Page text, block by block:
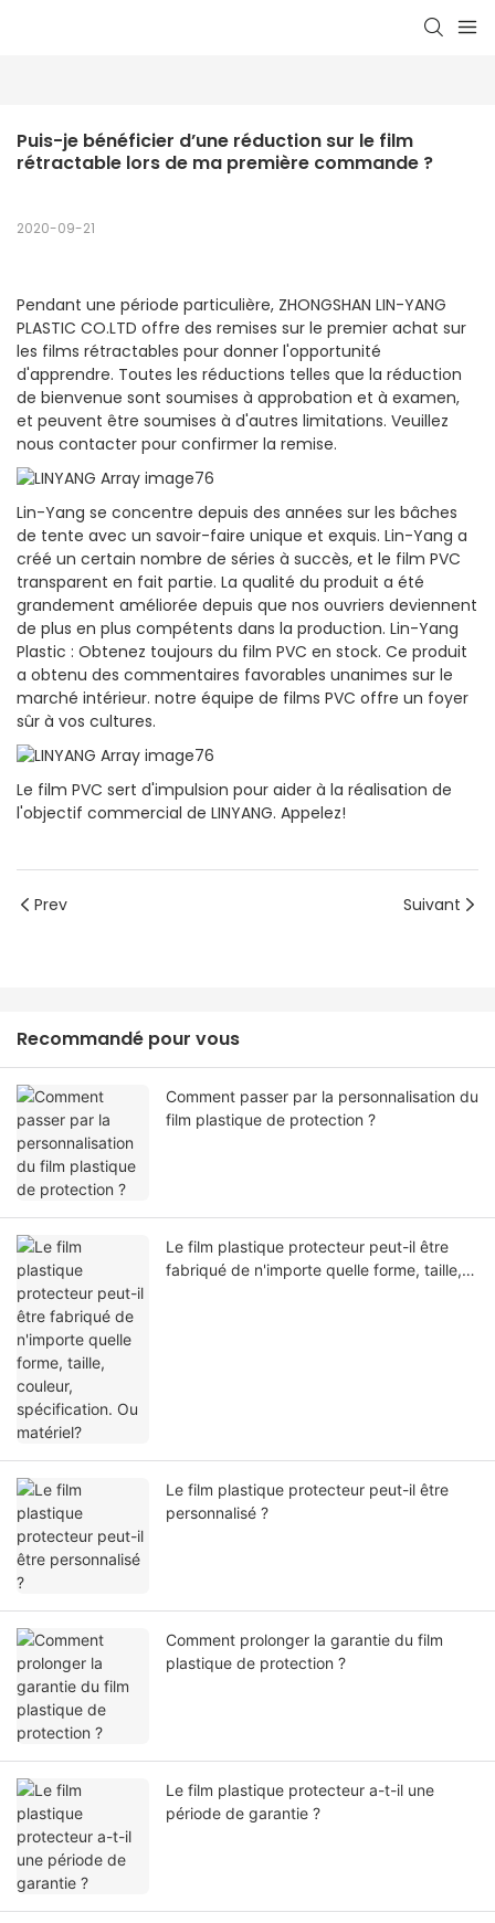
Puis-je bénéficier d’une réduction sur le film
rétractable lors de ma première commande ?
2020-09-21
Pendant une période particulière, ZHONGSHAN LIN-YANG
PLASTIC CO.LTD offre des remises sur le premier achat sur
les films rétractables pour donner l'opportunité
d'apprendre. Toutes les réductions telles que la réduction
de bienvenue sont soumises à approbation et à examen,
et peuvent être soumises à d'autres limitations. Veuillez
nous contacter pour confirmer la remise.
Lin-Yang se concentre depuis des années sur les bâches
de tente avec un savoir-faire unique et exquis. Lin-Yang a
créé un certain nombre de séries à succès, et le film PVC
transparent en fait partie. La qualité du produit a été
grandement améliorée depuis que nos ouvriers deviennent
de plus en plus compétents dans la production. Lin-Yang
Plastic : Obtenez toujours du film PVC en stock. Ce produit
a obtenu des commentaires favorables unanimes sur le
marché intérieur. notre équipe de films PVC offre un foyer
sûr à vos cultures.
Le film PVC sert d'impulsion pour aider à la réalisation de
l'objectif commercial de LINYANG. Appelez!
Prev Suivant
Recommandé pour vous
Comment passer par la personnalisation du
film plastique de protection ?
Le film plastique protecteur peut-il être
fabriqué de n'importe quelle forme, taille,
Le film plastique protecteur peut-il être
personnalisé ?
Comment prolonger la garantie du film
plastique de protection ?
Le film plastique protecteur a-t-il une
période de garantie ?